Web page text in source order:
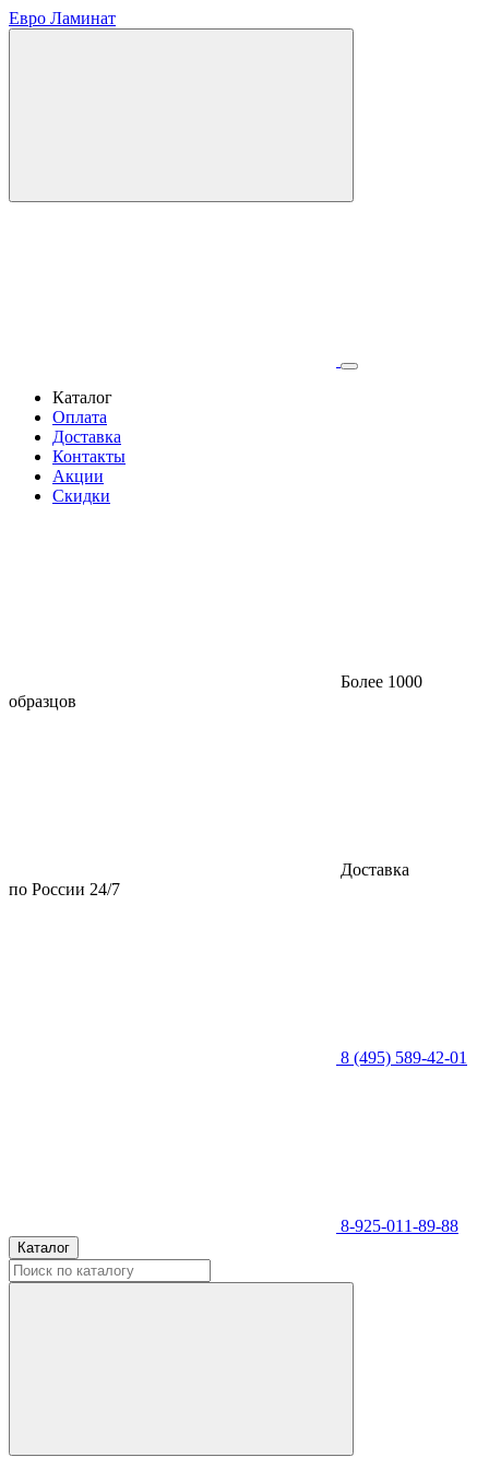
Евро Ламинат
Каталог
Оплата
Доставка
Контакты
Акции
Скидки
Более 1000
образцов
Доставка
по России 24/7
8 (495) 589-42-01
8-925-011-89-88
Каталог